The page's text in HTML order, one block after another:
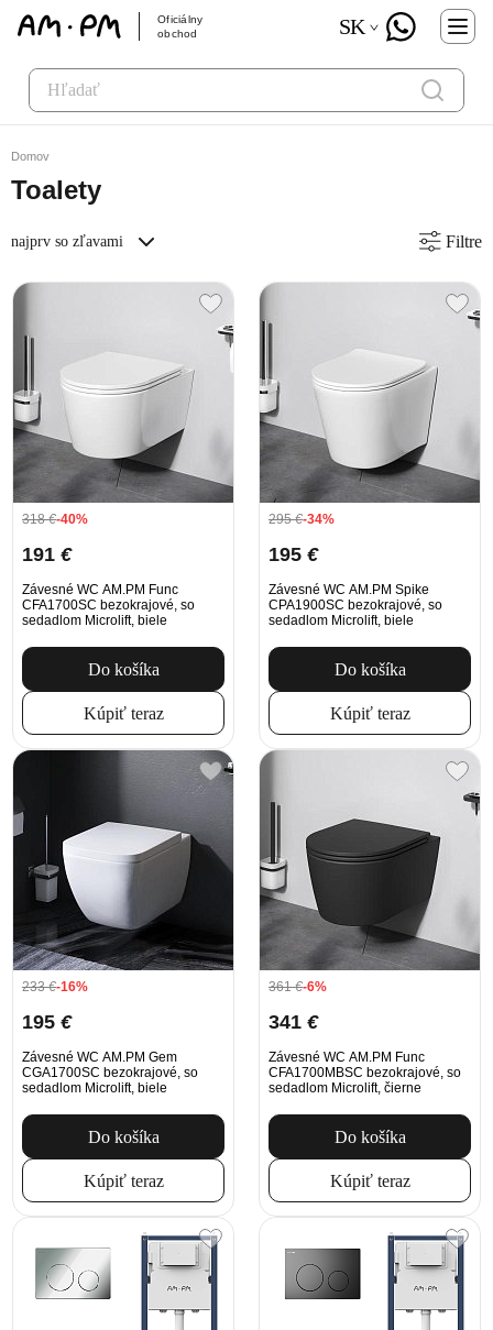
Oficiálny
obchod
SK
Domov
Toalety
najprv so zľavami Filtre
318€-40%
191 €
Závesné WC AM.PM Func
CFA1700SC bezokrajové, so
sedadlom Microlift, biele
Do košíka
Kúpiť teraz
295€-34%
195 €
Závesné WC AM.PM Spike
CPA1900SC bezokrajové, so
sedadlom Microlift, biele
Do košíka
Kúpiť teraz
233€-16%
195 €
Závesné WC AM.PM Gem
CGA1700SC bezokrajové, so
sedadlom Microlift, biele
Do košíka
Kúpiť teraz
361€-6%
341 €
Závesné WC AM.PM Func
CFA1700MBSC bezokrajové, so
sedadlom Microlift, čierne
Do košíka
Kúpiť teraz